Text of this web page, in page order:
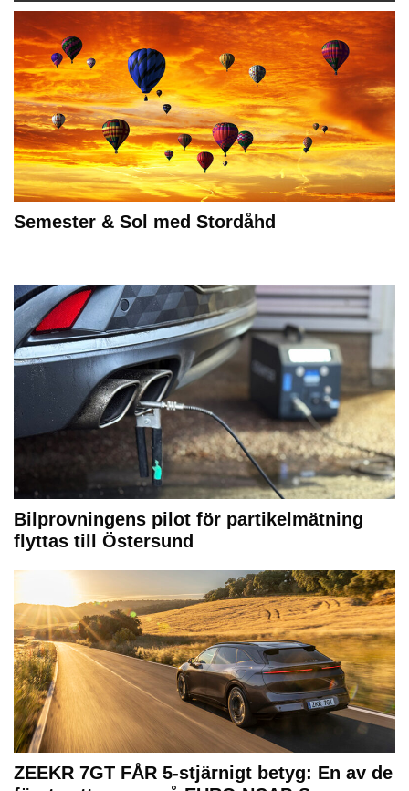
Semester & Sol med Stordåhd
Bilprovningens pilot för partikelmätning
flyttas till Östersund
ZEEKR 7GT FÅR 5-stjärnigt betyg: En av de